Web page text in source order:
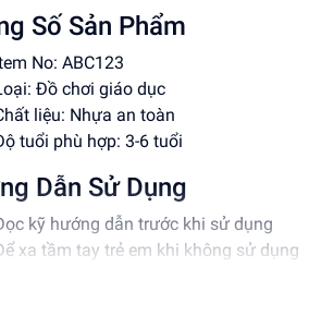
Số Sản Phẩm
No: ABC123
Đồ chơi giáo dục
liệu: Nhựa an toàn
tuổi phù hợp: 3-6 tuổi
Dẫn Sử Dụng
kỹ hướng dẫn trước khi sử dụng
xa tầm tay trẻ em khi không sử dụng